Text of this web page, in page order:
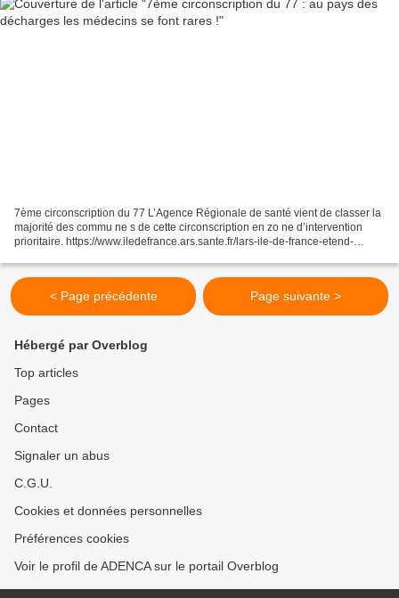
7ème circonscription du 77 L’Agence Régionale de santé vient de classer la
majorité des commu ne s de cette circonscription en zo ne d’intervention
prioritaire. https://www.iledefrance.ars.sante.fr/lars-ile-de-france-etend-
< Page précédente Page suivante >
Hébergé par Overblog
Top articles
Pages
Contact
Signaler un abus
C.G.U.
Cookies et données personnelles
Préférences cookies
Voir le profil de ADENCA sur le portail Overblog